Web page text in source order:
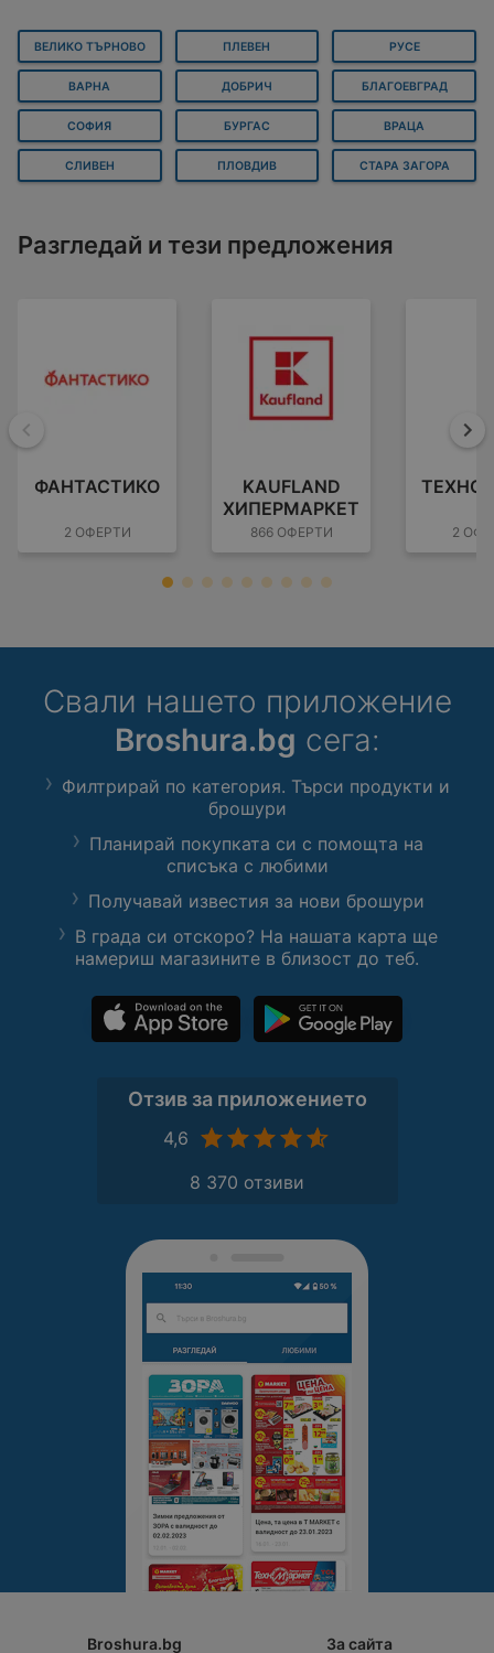
ВЕЛИКО ТЪРНОВО ПЛЕВЕН РУСЕ
ВАРНА ДОБРИЧ БЛАГОЕВГРАД
СОФИЯ БУРГАС ВРАЦА
СЛИВЕН ПЛОВДИВ СТАРА ЗАГОРА
Разгледай и тези предложения
Назад
ФАНТАСТИКО
2 ОФЕРТИ
KAUFLAND
ХИПЕРМАРКЕТ
866 ОФЕРТИ 2
Свали нашето приложение
Broshura.bg сега:
Филтрирай по категория. Търси продукти и
брошури
Планирай покупката си с помощта на
списъка с любими
Получавай известия за нови брошури
В града си отскоро? На нашата карта ще
намериш магазините в близост до теб.
Отзив за приложението
4,6
8 370 отзиви
Broshura.bg За сайта